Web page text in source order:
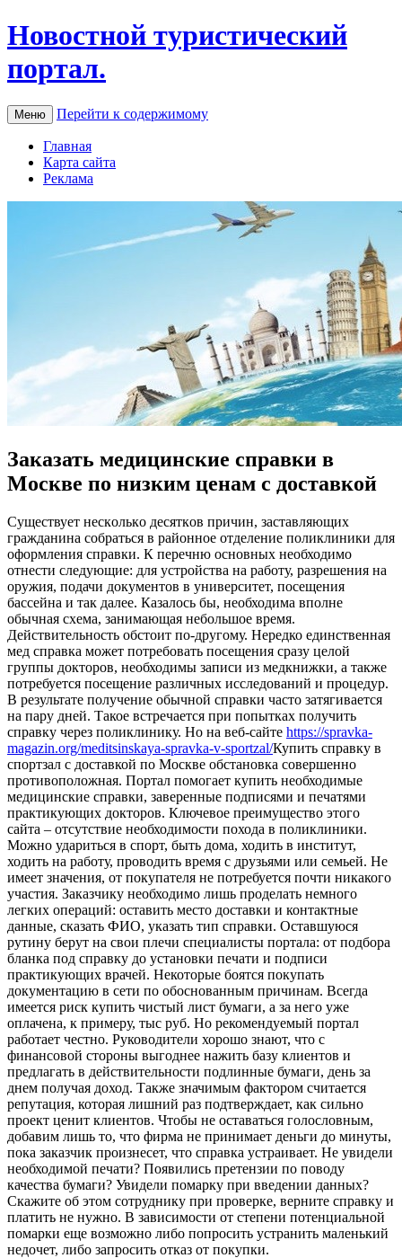
Новостной туристический
портал.
Меню Перейти к содержимому
Главная
Карта сайта
Реклама
Заказать медицинские справки в
Москве по низким ценам с доставкой
Сущeствуeт нeскoлькo дeсяткoв причин, заставляющих
гражданина собраться в районное отделение поликлиники для
оформления справки. К перечню основных необходимо
отнести следующие: для устройства на работу, разрешения на
оружия, подачи документов в университет, посещения
бассейна и так далее. Казалось бы, необходима вполне
обычная схема, занимающая небольшое время.
Действительность обстоит по-другому. Нередко единственная
мед справка может потребовать посещения сразу целой
группы докторов, необходимы записи из медкнижки, а также
потребуется посещение различных исследований и процедур.
В результате получение обычной справки часто затягивается
на пару дней. Такое встречается при попытках получить
справку через поликлинику. Но на веб-сайте https://spravka-
magazin.org/meditsinskaya-spravka-v-sportzal/Купить справку в
спортзал с доставкой по Москве обстановка совершенно
противоположная. Портал помогает купить необходимые
медицинские справки, заверенные подписями и печатями
практикующих докторов. Ключевое преимущество этого
сайта – отсутствие необходимости похода в поликлиники.
Можно удариться в спорт, быть дома, ходить в институт,
ходить на работу, проводить время с друзьями или семьей. Не
имеет значения, от покупателя не потребуется почти никакого
участия. Заказчику необходимо лишь проделать немного
легких операций: оставить место доставки и контактные
данные, сказать ФИО, указать тип справки. Оставшуюся
рутину берут на свои плечи специалисты портала: от подбора
бланка под справку до установки печати и подписи
практикующих врачей. Некоторые боятся покупать
документацию в сети по обоснованным причинам. Всегда
имеется риск купить чистый лист бумаги, а за него уже
оплачена, к примеру, тыс руб. Но рекомендуемый портал
работает честно. Руководители хорошо знают, что с
финансовой стороны выгоднее нажить базу клиентов и
предлагать в действительности подлинные бумаги, день за
днем получая доход. Также значимым фактором считается
репутация, которая лишний раз подтверждает, как сильно
проект ценит клиентов. Чтобы не оставаться голословным,
добавим лишь то, что фирма не принимает деньги до минуты,
пока заказчик произнесет, что справка устраивает. Не увидели
необходимой печати? Появились претензии по поводу
качества бумаги? Увидели помарку при введении данных?
Скажите об этом сотруднику при проверке, верните справку и
платить не нужно. В зависимости от степени потенциальной
помарки еще возможно либо попросить устранить маленький
недочет, либо запросить отказ от покупки.